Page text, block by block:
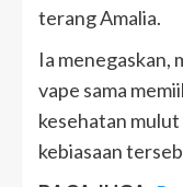
terang Amalia.
Ia menegaskan,
vape sama
kesehatan mulut
kebiasaan